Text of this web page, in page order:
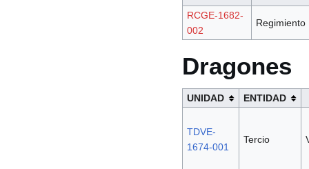
RCGE-1682-
002
Regimiento
Dragones
UNIDAD ENTIDAD
TDVE-
1674-001
Tercio